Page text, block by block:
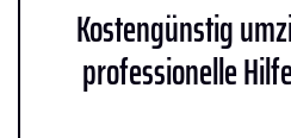
Kostengünstig
professionelle